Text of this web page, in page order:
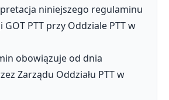
niniejszego regulaminu
PTT przy Oddziale PTT w
obowiązuje od dnia
Zarządu Oddziału PTT w